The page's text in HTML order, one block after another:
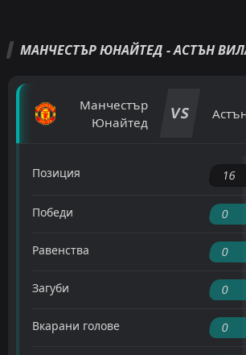
МАНЧЕСТЪР ЮНАЙТЕД - АСТЪН
Манчестър
Юнайтед
VS
Позиция 16
Победи 0
Равенства 0
Загуби 0
Вкарани голове 0